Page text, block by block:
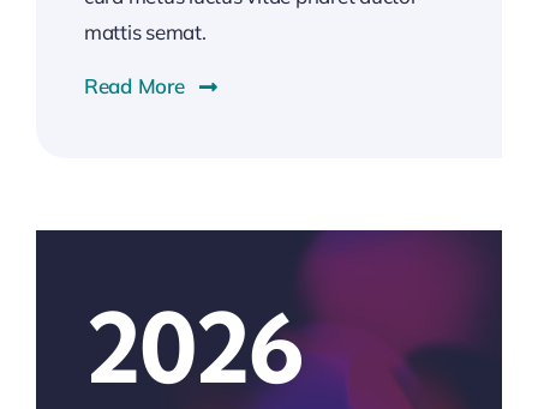
mattis semat.
Read More
2026